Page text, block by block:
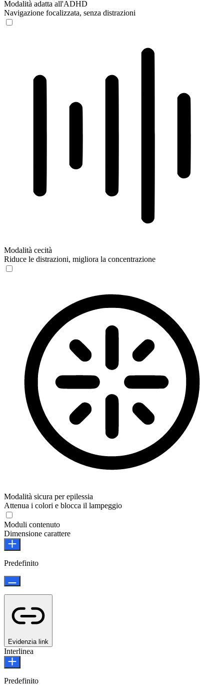
Modalità adatta all'ADHD
Navigazione focalizzata, senza distrazioni
Modalità cecità
Riduce le distrazioni, migliora la concentrazione
Modalità sicura per epilessia
Attenua i colori e blocca il lampeggio
Moduli contenuto
Dimensione carattere
Predefinito
Evidenzia link
Interlinea
Predefinito